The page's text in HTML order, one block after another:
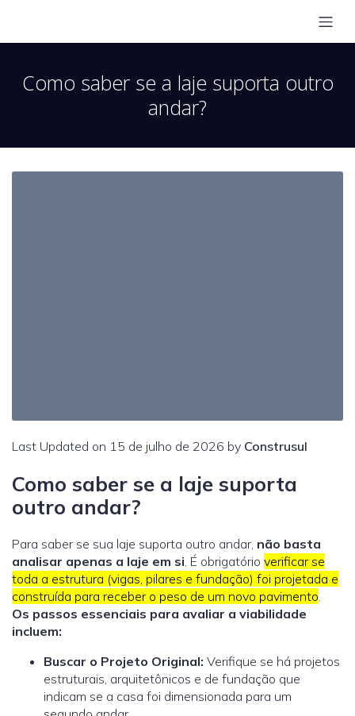
Como saber se a laje suporta outro
andar?
Last Updated on 15 de julho de 2026 by Construsul
Como saber se a laje suporta
outro andar?
Para saber se sua laje suporta outro andar, não basta
analisar apenas a laje em si . É obrigatório verificar se
toda a estrutura (vigas, pilares e fundação) foi projetada e
construída para receber o peso de um novo pavimento
Os passos essenciais para avaliar a viabilidade
incluem:
Buscar o Projeto Original: Verifique se há projetos
estruturais, arquitetônicos e de fundação que
indicam se a casa foi dimensionada para um